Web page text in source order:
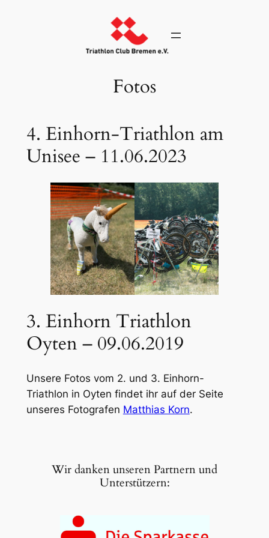
Fotos
4. Einhorn-Triathlon am
Unisee – 11.06.2023
3. Einhorn Triathlon
Oyten – 09.06.2019
Unsere Fotos vom 2. und 3. Einhorn-
Triathlon in Oyten findet ihr auf der Seite
unseres Fotografen Matthias Korn.
Wir danken unseren Partnern und
Unterstützern: